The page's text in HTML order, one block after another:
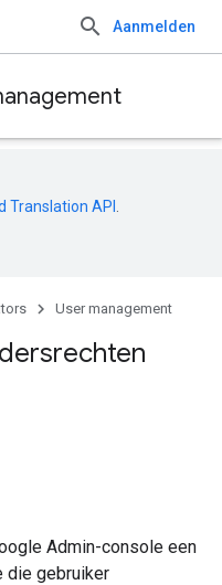
Aanmelden
Translation API
User management
Admin-console een
die gebruiker